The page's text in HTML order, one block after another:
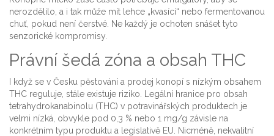
nerozdělilo, a i tak může mít lehce „kvasící“ nebo fermentovanou
chuť, pokud není čerstvé. Ne každý je ochoten snášet tyto
senzorické kompromisy.
Právní šedá zóna a obsah THC
I když se v Česku pěstování a prodej konopí s nízkým obsahem
THC reguluje, stále existuje riziko. Legální hranice pro obsah
tetrahydrokanabinolu (THC) v potravinářských produktech je
velmi nízká, obvykle pod 0,3 % nebo 1 mg/g závisle na
konkrétním typu produktu a legislativě EU. Nicméně, nekvalitní